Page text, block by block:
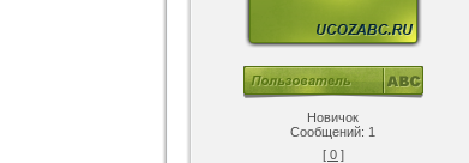
Новичок
Сообщений: 1
[ 0 ]